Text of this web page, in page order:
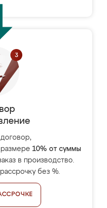
10% от суммы
в производство.
без %.